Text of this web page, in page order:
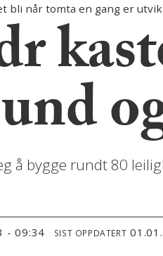
bli når tomta en gang er
å bygge rundt 80
- 09:34 SIST OPPDATERT